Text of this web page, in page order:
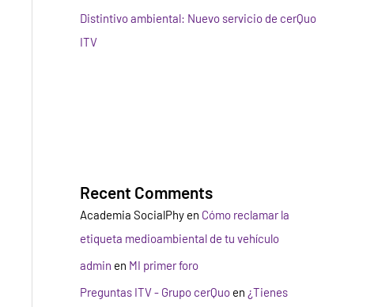
Distintivo ambiental: Nuevo servicio de cerQuo
ITV
Recent Comments
Academia SocialPhy en Cómo reclamar la
etiqueta medioambiental de tu vehículo
admin en MI primer foro
Preguntas ITV - Grupo cerQuo en ¿Tienes